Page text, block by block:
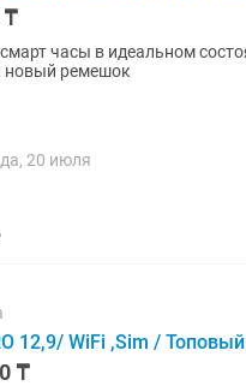
₸
часы в идеальном
новый ремешок
20 июля
12,9/ WiFi ,Sim /
₸